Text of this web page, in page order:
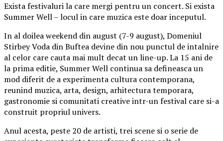
Exista festivaluri la care mergi pentru un concert. Si exista
Summer Well – locul in care muzica este doar inceputul.
In al doilea weekend din august (7-9 august), Domeniul
Stirbey Voda din Buftea devine din nou punctul de intalnire
al celor care cauta mai mult decat un line-up. La 15 ani de
la prima editie, Summer Well continua sa defineasca un
mod diferit de a experimenta cultura contemporana,
reunind muzica, arta, design, arhitectura temporara,
gastronomie si comunitati creative intr-un festival care si-a
construit propriul univers.
Anul acesta, peste 20 de artisti, trei scene si o serie de